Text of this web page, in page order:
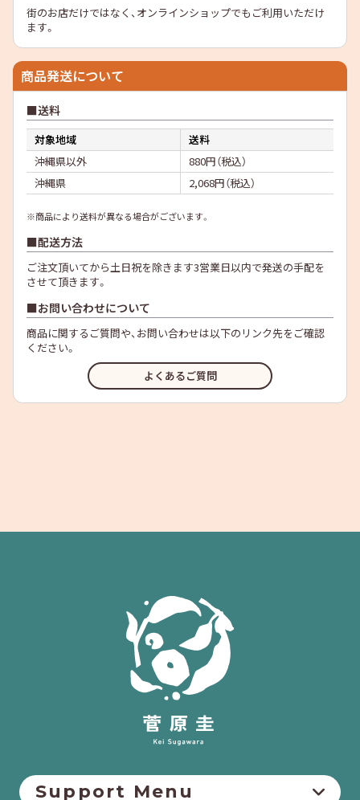
街のお店だけではなく、オンラインショップでもご利用いただけ
ます。
商品発送について
送料
対象地域
送料
沖縄県以外
880円（税込）
沖縄県
2,068円（税込）
※商品により送料が異なる場合がございます。
配送方法
ご注文頂いてから土日祝を除きます3営業日以内で発送の手配を
させて頂きます。
お問い合わせについて
商品に関するご質問や、お問い合わせは以下のリンク先をご確認
ください。
よくあるご質問
Support Menu